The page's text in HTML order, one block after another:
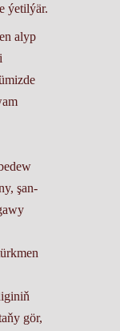
ýetilýär.
alyp
şan-
gör,